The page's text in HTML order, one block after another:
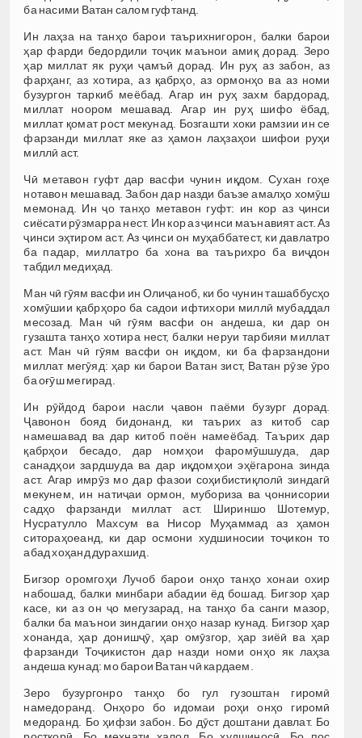
ба насими Ватан салом гуфтанд.
Ин лаҳза на танҳо барои таърихнигорон, балки барои
ҳар фарди бедордили тоҷик маънои амиқ дорад. Зеро
ҳар миллат як руҳи ҷамъӣ дорад. Ин руҳ аз забон, аз
фарҳанг, аз хотира, аз қабрҳо, аз ормонҳо ва аз номи
бузургон таркиб меёбад. Агар ин руҳ захм бардорад,
миллат ноором мешавад. Агар ин руҳ шифо ёбад,
миллат қомат рост мекунад. Бозгашти хоки рамзии ин се
фарзанди миллат яке аз ҳамон лаҳзаҳои шифои руҳи
миллӣ аст.
Чӣ метавон гуфт дар васфи чунин иқдом. Сухан гоҳе
нотавон мешавад. Забон дар назди баъзе амалҳо хомӯш
мемонад. Ин ҷо танҳо метавон гуфт: ин кор аз ҷинси
сиёсати рӯзмарра нест. Ин кор аз ҷинси маънавият аст. Аз
ҷинси эҳтиром аст. Аз ҷинси он муҳаббатест, ки давлатро
ба падар, миллатро ба хона ва таърихро ба виҷдон
табдил медиҳад.
Ман чӣ гӯям васфи ин Олиҷаноб, ки бо чунин ташаббусҳо
хомӯшии қабрҳоро ба садои ифтихори миллӣ мубаддал
месозад. Ман чӣ гӯям васфи он андеша, ки дар он
гузашта танҳо хотира нест, балки неруи тарбияи миллат
аст. Ман чӣ гӯям васфи он иқдом, ки ба фарзандони
миллат мегӯяд: ҳар ки барои Ватан зист, Ватан рӯзе ӯро
ба оғӯш мегирад.
Ин рӯйдод барои насли ҷавон паёми бузург дорад.
Ҷавонон бояд бидонанд, ки таърих аз китоб сар
намешавад ва дар китоб поён намеёбад. Таърих дар
қабрҳои бесадо, дар номҳои фаромӯшшуда, дар
санадҳои зардшуда ва дар иқдомҳои эҳёгарона зинда
аст. Агар имрӯз мо дар фазои соҳибистиқлолӣ зиндагӣ
мекунем, ин натиҷаи ормон, мубориза ва ҷоннисории
садҳо фарзанди миллат аст. Шириншо Шотемур,
Нусратулло Махсум ва Нисор Муҳаммад аз ҳамон
ситораҳоеанд, ки дар осмони худшиносии тоҷикон то
абад хоҳанд дурахшид.
Бигзор оромгоҳи Лучоб барои онҳо танҳо хонаи охир
набошад, балки минбари абадии ёд бошад. Бигзор ҳар
касе, ки аз он ҷо мегузарад, на танҳо ба санги мазор,
балки ба маънои зиндагии онҳо назар кунад. Бигзор ҳар
хонанда, ҳар донишҷӯ, ҳар омӯзгор, ҳар зиёӣ ва ҳар
фарзанди Тоҷикистон дар назди номи онҳо як лаҳза
андеша кунад: мо барои Ватан чӣ кардаем.
Зеро бузургонро танҳо бо гул гузоштан гиромӣ
намедоранд. Онҳоро бо идомаи роҳи онҳо гиромӣ
медоранд. Бо ҳифзи забон. Бо дӯст доштани давлат. Бо